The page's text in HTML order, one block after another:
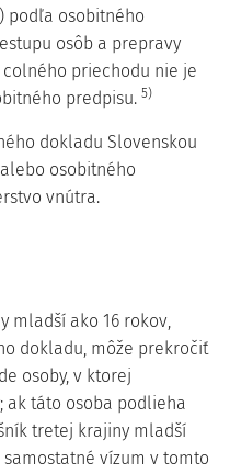
podľa osobitného
osôb a prepravy
priechodu nie je
predpisu. 5)
dokladu Slovenskou
osobitného
vnútra.
mladší ako 16 rokov,
dokladu, môže prekročiť
osoby, v ktorej
ak táto osoba podlieha
tretej krajiny mladší
vízum v tomto